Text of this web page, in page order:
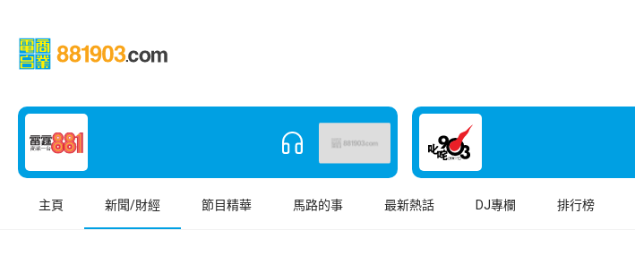
主頁 新聞/財經 節目精華 馬路的事 最新熱話 DJ專欄 排行榜